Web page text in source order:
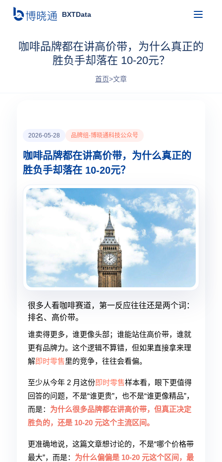
BXTData
咖啡品牌都在讲高价带，为什么真正的
胜负手却落在 10-20元？
首页>文章
2026-05-28 品牌组-博晓通科技公众号
咖啡品牌都在讲高价带，为什么真正的
胜负手却落在 10-20元？
很多人看咖啡赛道，第一反应往往还是两个词：
排名、高价带。
谁卖得更多，谁更像头部；谁能站住高价带，谁就
更有品牌力。这个逻辑不算错，但如果直接拿来理
解即时零售里的竞争，往往会看偏。
至少从今年 2 月这份即时零售样本看，眼下更值得
回答的问题，不是“谁更贵”，也不是“谁更像精品”，
而是： 为什么很多品牌都在讲高价带，但真正决定
胜负的，还是 10-20 元这个主流区间。
更准确地说，这篇文章想讨论的，不是“哪个价格带
最大”，而是： 为什么偏偏是 10-20 元这个区间，最